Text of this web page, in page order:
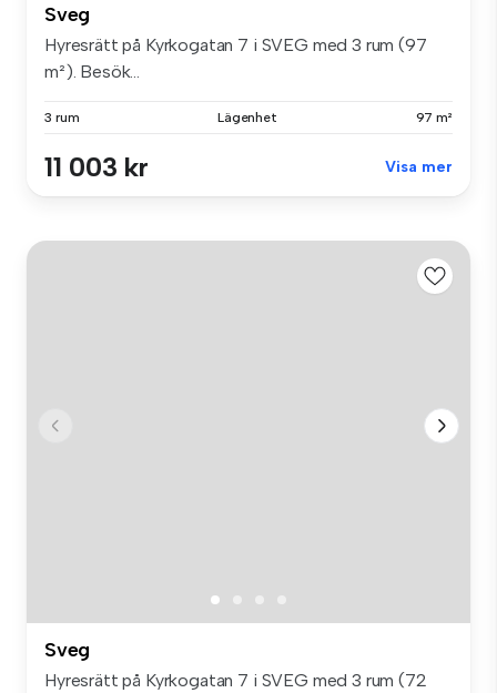
Sveg
Hyresrätt på Kyrkogatan 7 i SVEG med 3 rum (97
m²). Besök...
3 rum Lägenhet 97 m²
11 003 kr Visa mer
Sveg
Hyresrätt på Kyrkogatan 7 i SVEG med 3 rum (72